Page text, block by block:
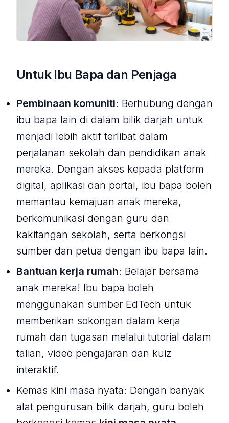
Untuk Ibu Bapa dan Penjaga
Pembinaan komuniti: Berhubung dengan
ibu bapa lain di dalam bilik darjah untuk
menjadi lebih aktif terlibat dalam
perjalanan sekolah dan pendidikan anak
mereka. Dengan akses kepada platform
digital, aplikasi dan portal, ibu bapa boleh
memantau kemajuan anak mereka,
berkomunikasi dengan guru dan
kakitangan sekolah, serta berkongsi
sumber dan petua dengan ibu bapa lain.
Bantuan kerja rumah: Belajar bersama
anak mereka! Ibu bapa boleh
menggunakan sumber EdTech untuk
memberikan sokongan dalam kerja
rumah dan tugasan melalui tutorial dalam
talian, video pengajaran dan kuiz
interaktif.
Kemas kini masa nyata: Dengan banyak
alat pengurusan bilik darjah, guru boleh